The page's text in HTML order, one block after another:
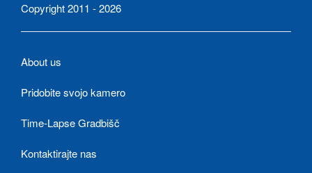
Copyright 2011 - 2026
About us
Pridobite svojo kamero
Time-Lapse Gradbišč
Kontaktirajte nas